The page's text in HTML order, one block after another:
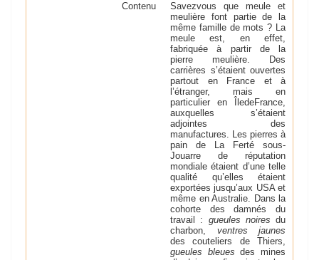
Contenu
Savez­vous que meule et
meulière font partie de la
même famille de mots ? La
meule est, en effet,
fabriquée à partir de la
pierre meulière. Des
carrières s’étaient ouvertes
partout en France et à
l’étranger, mais en
particulier en Île­de­France,
auxquelles s’étaient
adjointes des
manufactures. Les pierres à
pain de La Ferté­ sous­
Jouarre de réputation
mondiale étaient d’une telle
qualité qu’elles étaient
exportées jusqu’aux USA et
même en Australie. Dans la
cohorte des damnés du
travail : gueules noires du
charbon, ventres jaunes
des couteliers de Thiers,
gueules bleues des mines